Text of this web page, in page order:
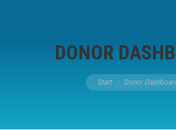
DONOR
Sie befinden sich
Start Donor